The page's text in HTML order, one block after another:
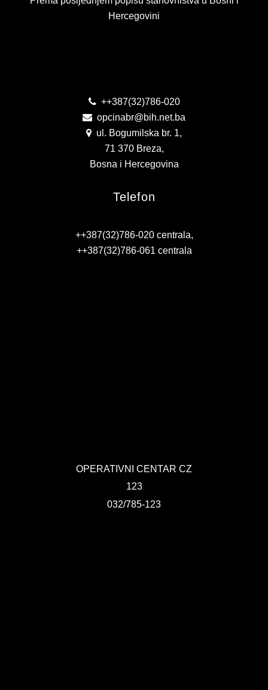
Hercegovini
++387(32)786-020
opcinabr@bih.net.ba
ul. Bogumilska br. 1,
71 370 Breza,
Bosna i Hercegovina
Telefon
++387(32)786-020 centrala,
++387(32)786-061 centrala
OPERATIVNI CENTAR CZ
123
032/785-123
IZBORI 2016